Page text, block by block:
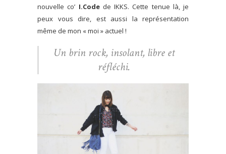
nouvelle co’ I.Codede IKKS. Cette tenue là, je
peux vous dire, est aussi la représentation
même de mon « moi » actuel !
Un brin rock, insolant, libre et
réfléchi.